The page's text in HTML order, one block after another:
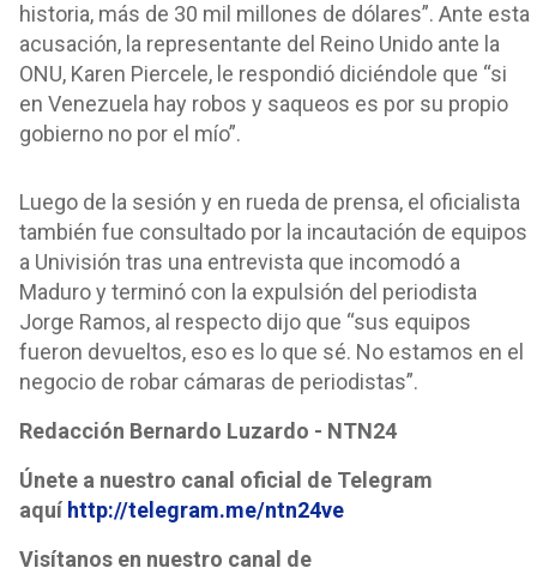
historia, más de 30 mil millones de dólares”. Ante esta
acusación, la representante del Reino Unido ante la
ONU, Karen Piercele, le respondió diciéndole que “si
en Venezuela hay robos y saqueos es por su propio
gobierno no por el mío”.
Luego de la sesión y en rueda de prensa, el oficialista
también fue consultado por la incautación de equipos
a Univisión tras una entrevista que incomodó a
Maduro y terminó con la expulsión del periodista
Jorge Ramos, al respecto dijo que “sus equipos
fueron devueltos, eso es lo que sé. No estamos en el
negocio de robar cámaras de periodistas”.
Redacción Bernardo Luzardo - NTN24
Únete a nuestro canal oficial de Telegram
aquí http://telegram.me/ntn24ve
Visítanos en nuestro canal de